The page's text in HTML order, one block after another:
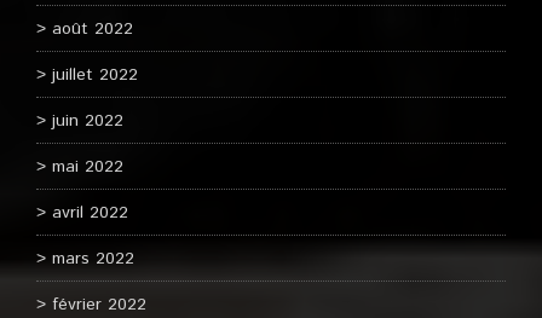
août 2022
juillet 2022
juin 2022
mai 2022
avril 2022
mars 2022
février 2022